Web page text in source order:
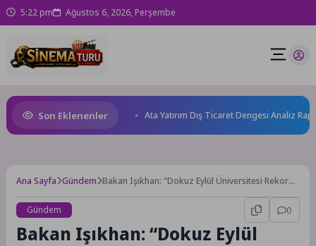
5:22 pm Ağustos 6, 2026, Perşembe
Son Eklenenler
güçlendiriyor! Ata Yatırım Dış Ticaret Dengesi Analiz
Ana Sayfa Gündem Bakan Işıkhan: “Dokuz Eylül Üniversitesi Rekor
Gündem
0
Bakan Işıkhan: “Dokuz Eylül